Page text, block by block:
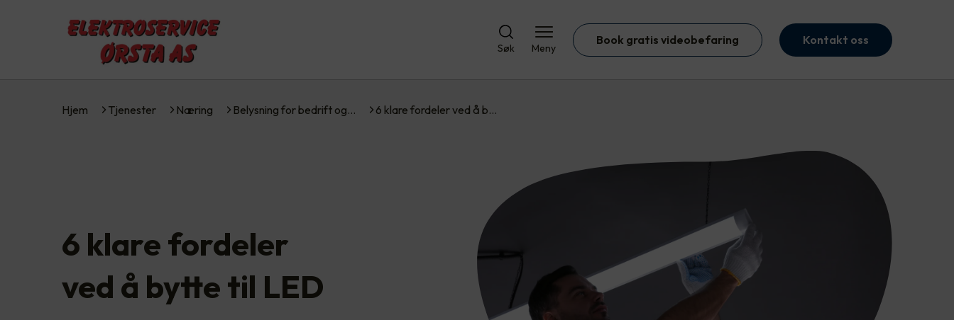
Søk Meny
Book gratis videobefaring Kontakt oss
Hjem Tjenester Næring Belysning for bedrift og… 6 klare fordeler ved å b…
6 klare fordeler
ved å bytte til LED